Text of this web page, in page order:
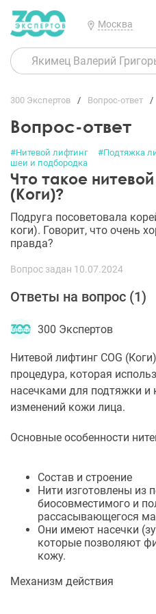
Москва
300 Экспертов Вопрос-ответ
Вопрос-ответ
#Нитевой лифтинг #Подтяжка
шеи и подбородка
Что такое
(Коги)?
Подруга посоветовала
коги). Говорит, что очень
правда?
Вопрос задан 10.07.2024
Ответы на вопрос (1)
300 Экспертов
Нитевой лифтинг COG
процедура, которая
насечками для подтяжки и
изменений кожи лица.
Основные особенности
Состав и строение
Нити изготовлены из
биосовместимого и
рассасывающегося
Они имеют насечки
которые позволяют
кожу.
Механизм действия